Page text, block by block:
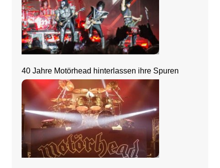
40 Jahre Motörhead hinterlassen ihre Spuren